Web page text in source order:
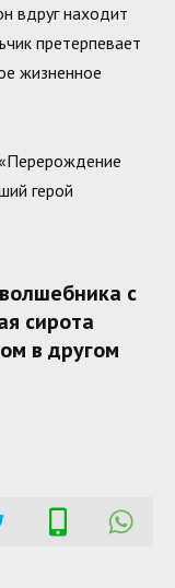
вдруг находит
претерпевает
жизненное
герой
с
сирота
в другом